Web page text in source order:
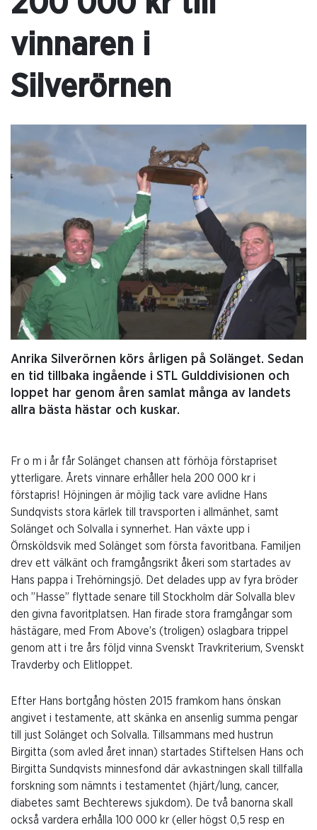
vinnaren i
Silverörnen
Anrika Silverörnen körs årligen på Solänget. Sedan
en tid tillbaka ingående i STL Gulddivisionen och
loppet har genom åren samlat många av landets
allra bästa hästar och kuskar.
Fr o m i år får Solänget chansen att förhöja förstapriset
ytterligare. Årets vinnare erhåller hela 200 000 kr i
förstapris! Höjningen är möjlig tack vare avlidne Hans
Sundqvists stora kärlek till travsporten i allmänhet, samt
Solänget och Solvalla i synnerhet. Han växte upp i
Örnsköldsvik med Solänget som första favoritbana. Familjen
drev ett välkänt och framgångsrikt åkeri som startades av
Hans pappa i Trehörningsjö. Det delades upp av fyra bröder
och ”Hasse” flyttade senare till Stockholm där Solvalla blev
den givna favoritplatsen. Han firade stora framgångar som
hästägare, med From Above’s (troligen) oslagbara trippel
genom att i tre års följd vinna Svenskt Travkriterium, Svenskt
Travderby och Elitloppet.
Efter Hans bortgång hösten 2015 framkom hans önskan
angivet i testamente, att skänka en ansenlig summa pengar
till just Solänget och Solvalla. Tillsammans med hustrun
Birgitta (som avled året innan) startades Stiftelsen Hans och
Birgitta Sundqvists minnesfond där avkastningen skall tillfalla
forskning som nämnts i testamentet (hjärt/lung, cancer,
diabetes samt Bechterews sjukdom). De två banorna skall
också vardera erhålla 100 000 kr (eller högst 0,5 resp en